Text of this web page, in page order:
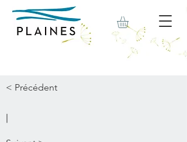
< Précédent
|